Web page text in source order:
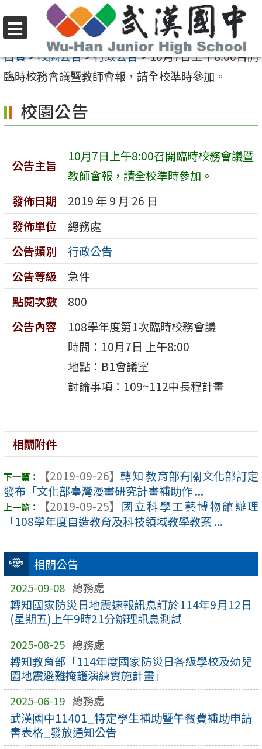
至
要
容
區
選
單
首頁>校園公告>行政公告>10月7日上午8:00召開
臨時校務會議暨教師會報，請全校準時參加。
相關公告
2025-09-08 總務處
轉知國家防災日地震速報訊息訂於114年9月12日
(星期五)上午9時21分辦理訊息測試
2025-08-25 總務處
轉知教育部「114年度國家防災日各級學校及幼兒
園地震避難掩護演練實施計畫」
2025-06-19 總務處
武漢國中11401_特定學生補助暨午餐費補助申請
書表格_發放通知公告
校園公告
公告主旨
10月7日上午8:00召開臨時校務會議暨
教師會報，請全校準時參加。
發佈日期
2019 年 9 月 26 日
發佈單位
總務處
公告類別
行政公告
公告等級
急件
點閱次數
800
公告內容
108學年度第1次臨時校務會議
時間：10月7日 上午8:00
地點：B1會議室
討論事項：109~112中長程計畫
相關附件
【2019-09-26】 轉知 教育部有關文化部訂定
發布「文化部臺灣漫畫研究計畫補助作 ...
【2019-09-25】 國立科學工藝博物館辦理
「108學年度自造教育及科技領域教學教案 ...